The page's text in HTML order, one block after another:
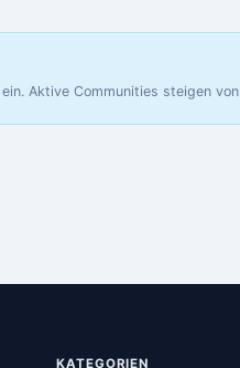
Aktive Communities steigen
KATEGORIEN